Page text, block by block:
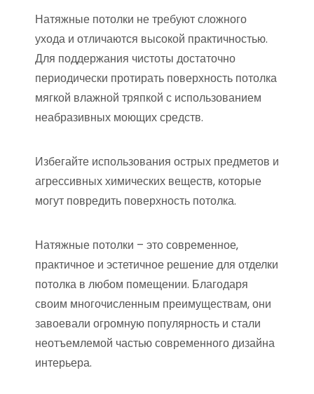
Натяжные потолки не требуют сложного
ухода и отличаются высокой практичностью.
Для поддержания чистоты достаточно
периодически протирать поверхность потолка
мягкой влажной тряпкой с использованием
неабразивных моющих средств.
Избегайте использования острых предметов и
агрессивных химических веществ‚ которые
могут повредить поверхность потолка.
Натяжные потолки – это современное‚
практичное и эстетичное решение для отделки
потолка в любом помещении. Благодаря
своим многочисленным преимуществам‚ они
завоевали огромную популярность и стали
неотъемлемой частью современного дизайна
интерьера.